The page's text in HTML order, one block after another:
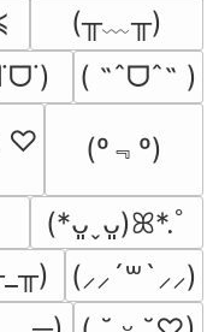
(╥﹏╥)
( ˶ˆᗜˆ˵ )
♡ (º﹃º)
(*ᴗ͈ˬᴗ͈)ꕤ*.ﾟ
(⸝⸝´꒳`⸝⸝)